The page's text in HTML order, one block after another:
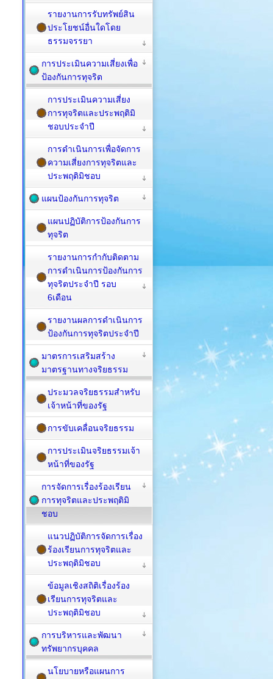
รายงานการรับทรัพย์สิน
ประโยชน์อื่นใดโดย
ธรรมจรรยา
การประเมินความเสี่ยงเพื่อ
ป้องกันการทุจริต
การประเมินความเสี่ยง
การทุจริตและประพฤติมิ
ชอบประจำปี
การดำเนินการเพื่อจัดการ
ความเสี่ยงการทุจริตและ
ประพฤติมิชอบ
แผนป้องกันการทุจริต
แผนปฏิบัติการป้องกันการ
ทุจริต
รายงานการกำกับติดตาม
การดำเนินการป้องกันการ
ทุจริตประจำปี รอบ
6เดือน
รายงานผลการดำเนินการ
ป้องกันการทุจริตประจำปี
มาตรการเสริมสร้าง
มาตรฐานทางจริยธรรม
ประมวลจริยธรรมสำหรับ
เจ้าหน้าที่ของรัฐ
การขับเคลื่อนจริยธรรม
การประเมินจริยธรรมเจ้า
หน้าที่ของรัฐ
การจัดการเรื่องร้องเรียน
การทุจริตและประพฤติมิ
ชอบ
แนวปฏิบัติการจัดการเรื่อง
ร้องเรียนการทุจริตและ
ประพฤติมิชอบ
ข้อมูลเชิงสถิติเรื่องร้อง
เรียนการทุจริตและ
ประพฤติมิชอบ
การบริหารและพัฒนา
ทรัพยากรบุคคล
นโยบายหรือแผนการ